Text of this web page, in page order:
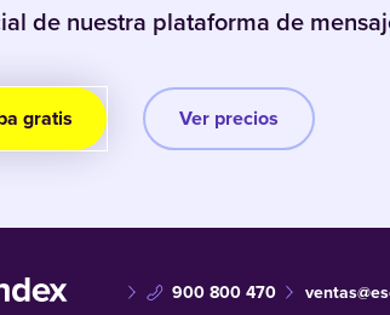
de nuestra plataforma de
gratis Ver precios
900 800 470